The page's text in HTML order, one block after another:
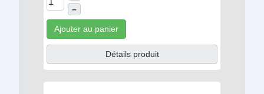
–
Ajouter au panier
Détails produit